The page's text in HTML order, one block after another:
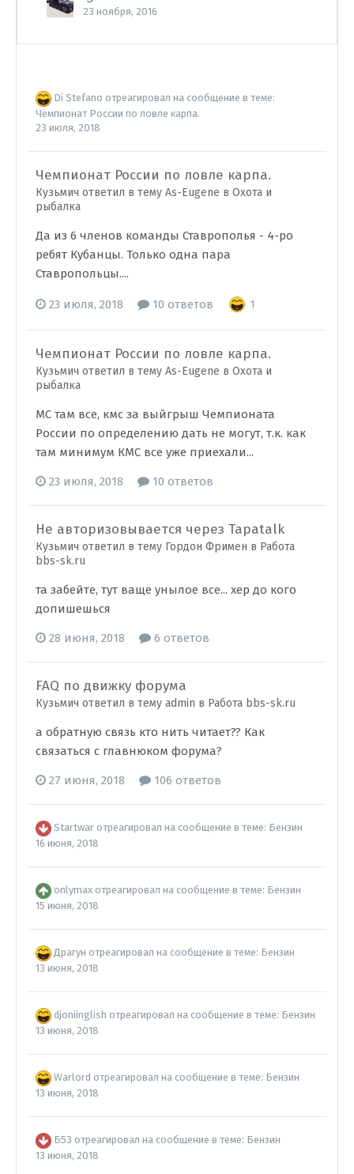
23 ноября, 2016
Di Stefano отреагировал на сообщение в теме:
Чемпионат России по ловле карпа.
23 июля, 2018
Чемпионат России по ловле карпа.
Кузьмич ответил в тему As-Eugene в Охота и
рыбалка
Да из 6 членов команды Ставрополья - 4-ро
ребят Кубанцы. Только одна пара
Ставропольцы....
23 июля, 2018 10 ответов 1
Чемпионат России по ловле карпа.
Кузьмич ответил в тему As-Eugene в Охота и
рыбалка
МС там все, кмс за выйгрыш Чемпионата
России по определению дать не могут, т.к. как
там минимум КМС все уже приехали...
23 июля, 2018 10 ответов
Не авторизовывается через Tapatalk
Кузьмич ответил в тему Гордон Фримен в Работа
bbs-sk.ru
та забейте, тут ваще унылое все... хер до кого
допишешься
28 июня, 2018 6 ответов
FAQ по движку форума
Кузьмич ответил в тему admin в Работа bbs-sk.ru
а обратную связь кто нить читает?? Как
связаться с главнюком форума?
27 июня, 2018 106 ответов
Startwar отреагировал на сообщение в теме: Бензин
16 июня, 2018
onlymax отреагировал на сообщение в теме: Бензин
15 июня, 2018
Драгун отреагировал на сообщение в теме: Бензин
13 июня, 2018
djoniinglish отреагировал на сообщение в теме: Бензин
13 июня, 2018
Warlord отреагировал на сообщение в теме: Бензин
13 июня, 2018
Б53 отреагировал на сообщение в теме: Бензин
13 июня, 2018